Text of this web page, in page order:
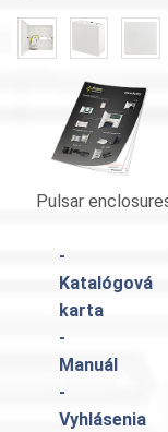
Pulsar
-
Katalógová
karta
-
Manuál
-
Vyhlásenia